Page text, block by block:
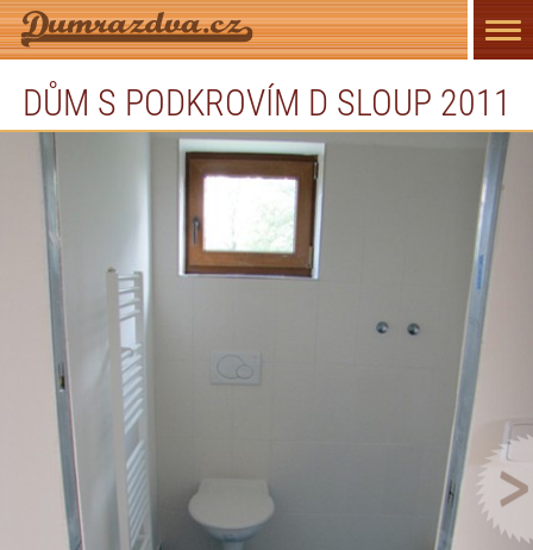
DŮM S PODKROVÍM D SLOUP 2011